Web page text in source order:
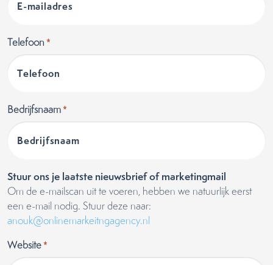
Telefoon *
Bedrijfsnaam *
Stuur ons je laatste nieuwsbrief of marketingmail
Om de e-mailscan uit te voeren, hebben we natuurlijk eerst
een e-mail nodig. Stuur deze naar:
anouk@onlinemarkeitngagency.nl
Website *